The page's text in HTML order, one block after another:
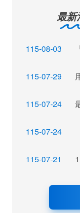
最新
115-08-03
115-07-29
115-07-24
115-07-24
115-07-21